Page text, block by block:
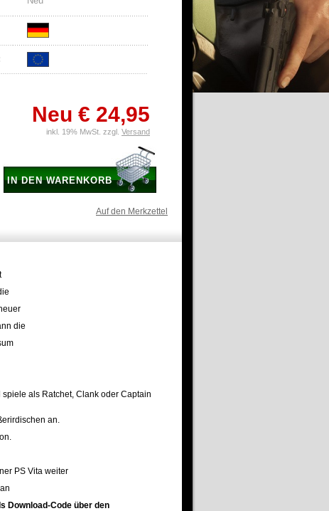
Neu € 24,95
inkl. 19% MwSt. zzgl. Versand
IN DEN WARENKORB
Auf den Merkzettel
die
als Ratchet, Clank oder Captain
an.
PS Vita weiter
Download-Code über den